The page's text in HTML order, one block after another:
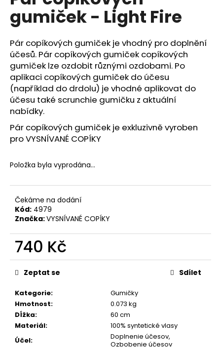
z
5
hvězdiček.
gumiček - Light Fire
Pár copíkových gumiček je vhodný pro doplnění
účesů. Pár copíkových gumiček copíkových
gumiček lze ozdobit různými ozdobami. Po
aplikaci copíkových gumiček do účesu
(například do drdolu) je vhodné aplikovat do
účesu také scrunchie gumičku z aktuální
nabídky.
Pár copíkových gumiček je exkluzivně vyroben
pro VYSNÍVANÉ COPÍKY
Položka byla vyprodána…
Čekáme na dodání
Kód: 4979
Značka:VYSNÍVANÉ COPÍKY
740 Kč
Měrná
cena:
Kategorie:
Gumičky
Hmotnost:
0.073 kg
Dĺžka:
60 cm
Materiál:
100% syntetické vlasy
Účel:
Doplnenie účesov,
Ozbobenie účesov
Zeptat se Sdílet
a
j
í
t
?
o
o
u
č
u
e